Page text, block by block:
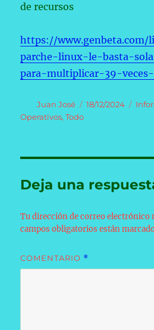
de recursos
https://
parche-linux-le-basta-
para-multiplicar-39-
Autor
Juan José
Publicado
18/12/2024
Operativos,Todo
Deja una
Tu dirección de correo electrónico
campos obligatorios están
COMENTARIO *